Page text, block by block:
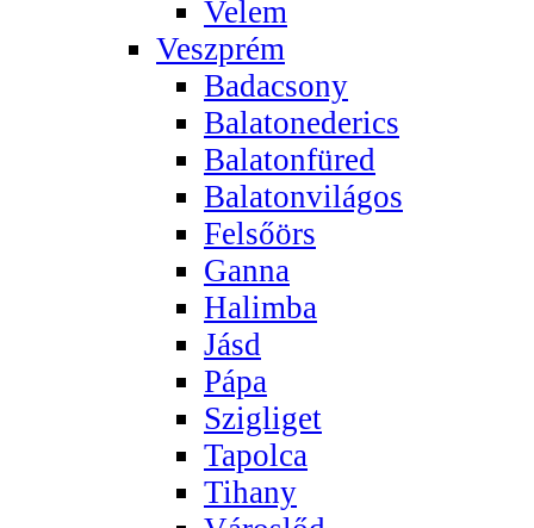
Velem
Veszprém
Badacsony
Balatonederics
Balatonfüred
Balatonvilágos
Felsőörs
Ganna
Halimba
Jásd
Pápa
Szigliget
Tapolca
Tihany